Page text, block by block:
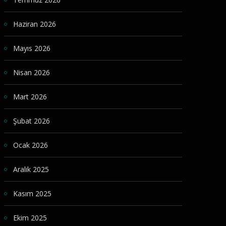
Haziran 2026
Mayıs 2026
Nisan 2026
Mart 2026
Şubat 2026
Ocak 2026
Aralık 2025
Kasım 2025
Ekim 2025